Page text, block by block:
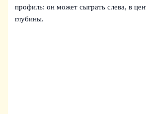
профиль: он может сыграть слева, в
глубины.